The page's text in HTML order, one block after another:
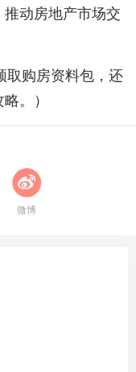
动房地产市场交
取购房资料包，还
。）
微博